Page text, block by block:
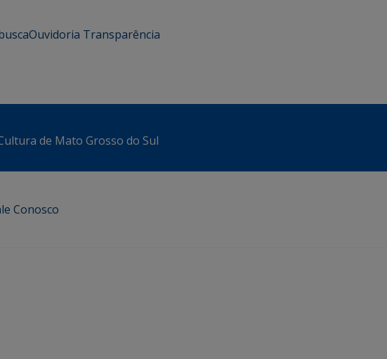
Ouvidoria Transparência
de Mato Grosso do Sul
Conosco